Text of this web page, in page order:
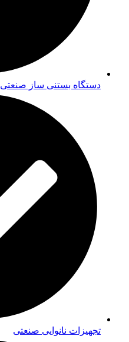
دستگاه بستنی ساز صنعتی
تجهیزات نانوایی صنعتی